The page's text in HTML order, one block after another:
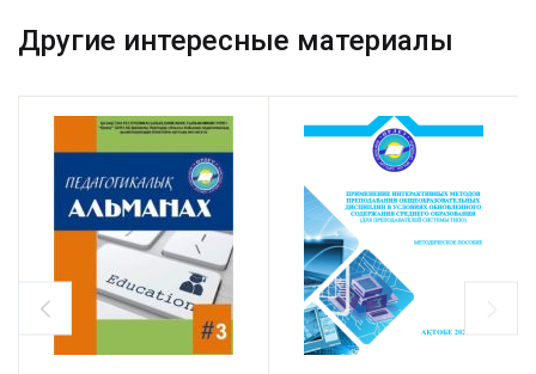
Другие интересные материалы